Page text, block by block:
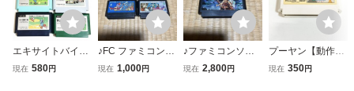
エキサイトバイク
Ｆ１レース テニス
現在 580円
♪FC ファミコンソ
フト ドラゴンクエ
現在 1,000円
♪ファミコンソフ
ト 悪魔城伝説 簡
現在 2,800円
プーヤン【動作確
認済】８本まで同
現在 350円